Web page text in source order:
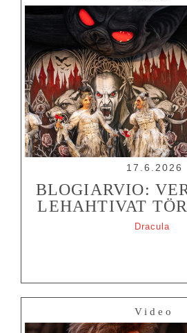
17.6.2026
BLOGIARVIO:
LEHAHTIVAT
Dracula
Video